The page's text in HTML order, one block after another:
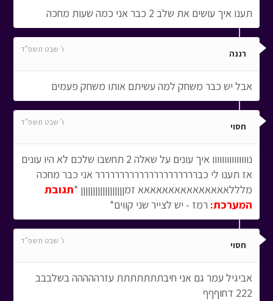
תענו איך עושים את שלב 2 כבר אני כמה שעות מחכה
רננה ו' שבט תשפ"ד
אבל יש כבר משחק למה עשיתם אותו משחק פעמים
חסוי ו' שבט תשפ"ד
נווווווווווווווו איך עונים על שאלה 2 תחשבו שלכם לא היו עונים
אז תענו לי כבררררררררררררררררררררר אני כבר מחכה
מלללאאאאאאאאאאאאאאא זמןןןןןןןןןןןןןןןןןן *תגובת
המערכת: רמז - יש לצייר שני קווים*
חסוי ו' שבט תשפ"ד
אביגיל עמר גם אני חיבתתתתתתת עזרההההה בשלבבב
222 דחוףףף